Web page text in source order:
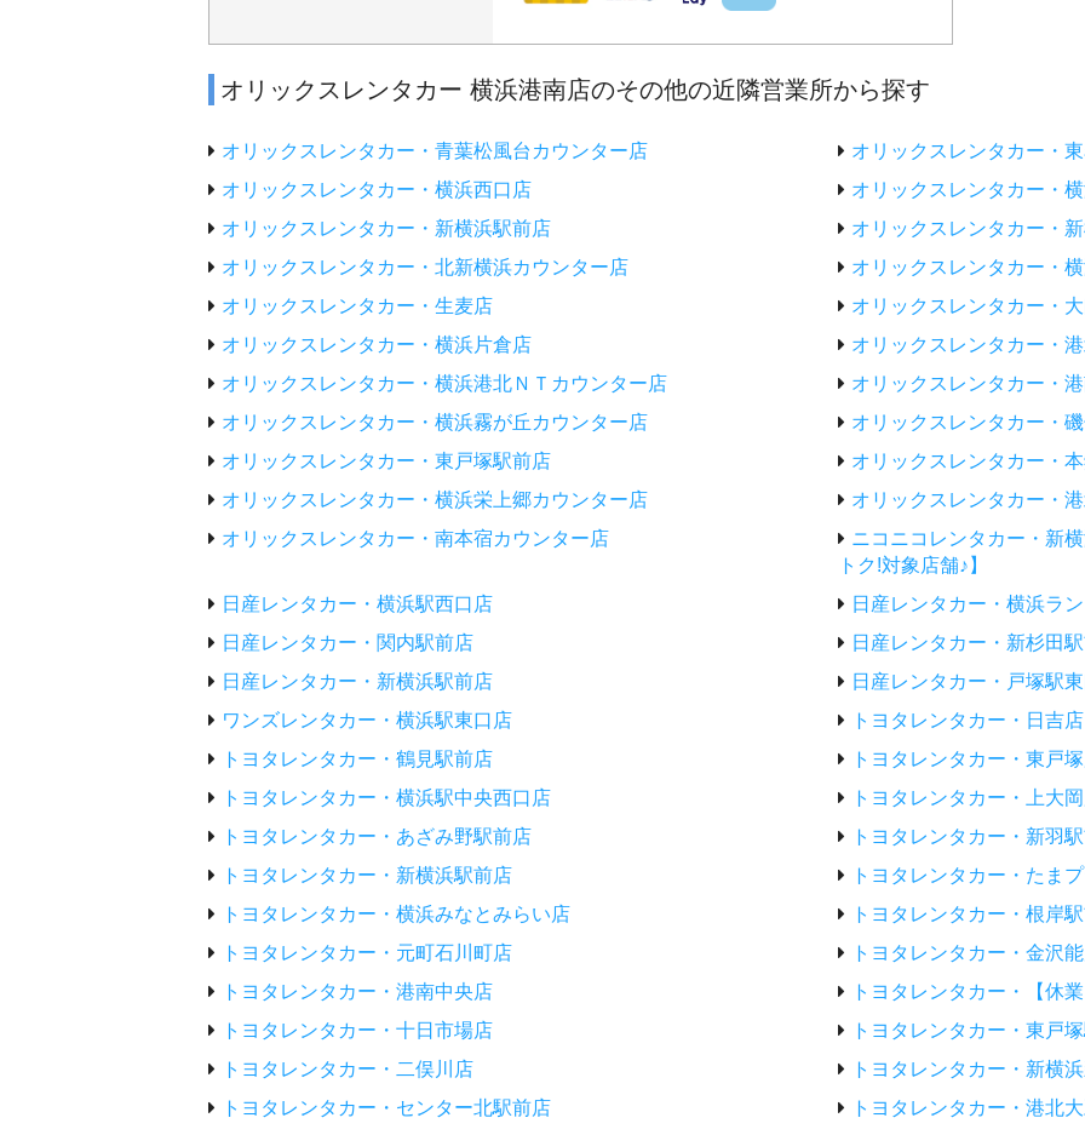
オリックスレンタカー 横浜港南店のその他の近隣営業所から探す
オリックスレンタカー・青葉松風台カウンター店
オリックスレンタカー・
オリックスレンタカー・横浜西口店
オリックスレンタカー・
オリックスレンタカー・新横浜駅前店
オリックスレンタカー・
オリックスレンタカー・北新横浜カウンター店
オリックスレンタカー・
オリックスレンタカー・生麦店
オリックスレンタカー・
オリックスレンタカー・横浜片倉店
オリックスレンタカー・
オリックスレンタカー・横浜港北ＮＴカウンター店
オリックスレンタカー・
オリックスレンタカー・横浜霧が丘カウンター店
オリックスレンタカー・
オリックスレンタカー・東戸塚駅前店
オリックスレンタカー・
オリックスレンタカー・横浜栄上郷カウンター店
オリックスレンタカー・
オリックスレンタカー・南本宿カウンター店
ニコニコレンタカー・新
トク!対象店舗♪】
日産レンタカー・横浜駅西口店
日産レンタカー・横浜ラ
日産レンタカー・関内駅前店
日産レンタカー・新杉田
日産レンタカー・新横浜駅前店
日産レンタカー・戸塚駅
ワンズレンタカー・横浜駅東口店
トヨタレンタカー・日吉店
トヨタレンタカー・鶴見駅前店
トヨタレンタカー・東戸
トヨタレンタカー・横浜駅中央西口店
トヨタレンタカー・上大
トヨタレンタカー・あざみ野駅前店
トヨタレンタカー・新羽
トヨタレンタカー・新横浜駅前店
トヨタレンタカー・たま
トヨタレンタカー・横浜みなとみらい店
トヨタレンタカー・根岸
トヨタレンタカー・元町石川町店
トヨタレンタカー・金沢
トヨタレンタカー・港南中央店
トヨタレンタカー・【休
トヨタレンタカー・十日市場店
トヨタレンタカー・東戸
トヨタレンタカー・二俣川店
トヨタレンタカー・新横
トヨタレンタカー・センター北駅前店
トヨタレンタカー・港北